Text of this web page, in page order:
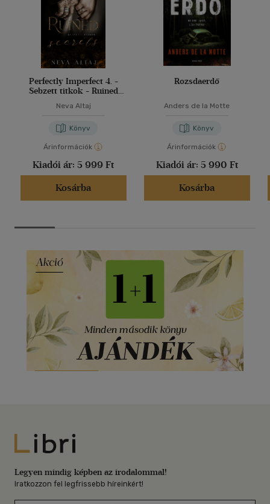
Perfectly Imperfect 4. -
Sebzett titkok - Ruined
Neva Altaj
Könyv
Árinformációk
Kiadói ár: 5 999 Ft
Kosárba
Rozsdaerdő
Anders de la Motte
Könyv
Árinformációk
Kiadói ár: 5 990 Ft
Kosárba
Libri
Legyen mindig képben az irodalommal!
Iratkozzon fel legfrissebb híreinkért!